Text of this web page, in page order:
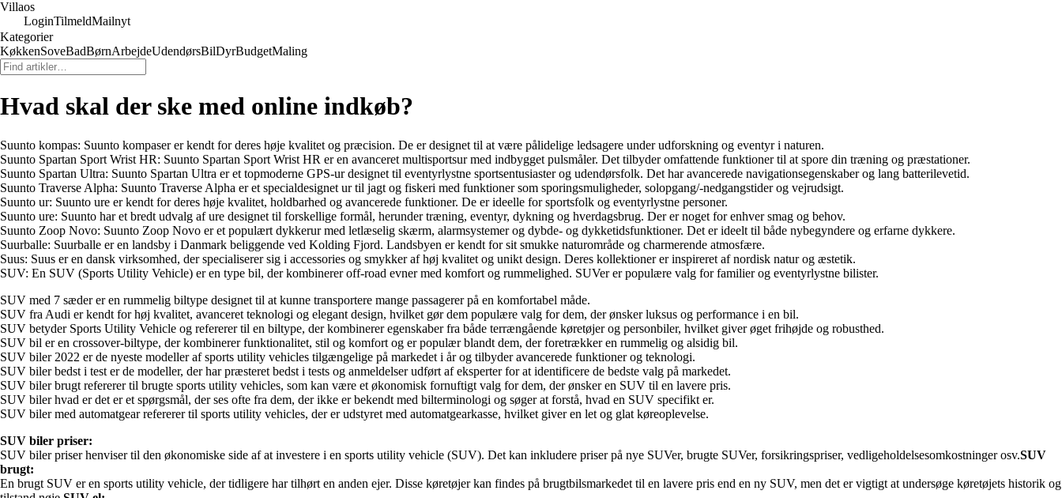
Villaos
LoginTilmeldMailnyt
Kategorier
KøkkenSoveBadBørnArbejdeUdendørsBilDyrBudgetMaling
Hvad skal der ske med online indkøb?
Suunto kompas: Suunto kompaser er kendt for deres høje kvalitet og præcision. De er designet til at være pålidelige ledsagere under udforskning og eventyr i naturen.
Suunto Spartan Sport Wrist HR: Suunto Spartan Sport Wrist HR er en avanceret multisportsur med indbygget pulsmåler. Det tilbyder omfattende funktioner til at spore din træning og præstationer.
Suunto Spartan Ultra: Suunto Spartan Ultra er et topmoderne GPS-ur designet til eventyrlystne sportsentusiaster og udendørsfolk. Det har avancerede navigationsegenskaber og lang batterilevetid.
Suunto Traverse Alpha: Suunto Traverse Alpha er et specialdesignet ur til jagt og fiskeri med funktioner som sporingsmuligheder, solopgang/-nedgangstider og vejrudsigt.
Suunto ur: Suunto ure er kendt for deres høje kvalitet, holdbarhed og avancerede funktioner. De er ideelle for sportsfolk og eventyrlystne personer.
Suunto ure: Suunto har et bredt udvalg af ure designet til forskellige formål, herunder træning, eventyr, dykning og hverdagsbrug. Der er noget for enhver smag og behov.
Suunto Zoop Novo: Suunto Zoop Novo er et populært dykkerur med letlæselig skærm, alarmsystemer og dybde- og dykketidsfunktioner. Det er ideelt til både nybegyndere og erfarne dykkere.
Suurballe: Suurballe er en landsby i Danmark beliggende ved Kolding Fjord. Landsbyen er kendt for sit smukke naturområde og charmerende atmosfære.
Suus: Suus er en dansk virksomhed, der specialiserer sig i accessories og smykker af høj kvalitet og unikt design. Deres kollektioner er inspireret af nordisk natur og æstetik.
SUV: En SUV (Sports Utility Vehicle) er en type bil, der kombinerer off-road evner med komfort og rummelighed. SUVer er populære valg for familier og eventyrlystne bilister.
SUV med 7 sæder er en rummelig biltype designet til at kunne transportere mange passagerer på en komfortabel måde.
SUV fra Audi er kendt for høj kvalitet, avanceret teknologi og elegant design, hvilket gør dem populære valg for dem, der ønsker luksus og performance i en bil.
SUV betyder Sports Utility Vehicle og refererer til en biltype, der kombinerer egenskaber fra både terrængående køretøjer og personbiler, hvilket giver øget frihøjde og robusthed.
SUV bil er en crossover-biltype, der kombinerer funktionalitet, stil og komfort og er populær blandt dem, der foretrækker en rummelig og alsidig bil.
SUV biler 2022 er de nyeste modeller af sports utility vehicles tilgængelige på markedet i år og tilbyder avancerede funktioner og teknologi.
SUV biler bedst i test er de modeller, der har præsteret bedst i tests og anmeldelser udført af eksperter for at identificere de bedste valg på markedet.
SUV biler brugt refererer til brugte sports utility vehicles, som kan være et økonomisk fornuftigt valg for dem, der ønsker en SUV til en lavere pris.
SUV biler hvad er det er et spørgsmål, der ses ofte fra dem, der ikke er bekendt med bilterminologi og søger at forstå, hvad en SUV specifikt er.
SUV biler med automatgear refererer til sports utility vehicles, der er udstyret med automatgearkasse, hvilket giver en let og glat køreoplevelse.
SUV biler priser:
SUV biler priser henviser til den økonomiske side af at investere i en sports utility vehicle (SUV). Det kan inkludere priser på nye SUVer, brugte SUVer, forsikringspriser, vedligeholdelsesomkostninger osv.SUV
brugt:
En brugt SUV er en sports utility vehicle, der tidligere har tilhørt en anden ejer. Disse køretøjer kan findes på brugtbilsmarkedet til en lavere pris end en ny SUV, men det er vigtigt at undersøge køretøjets historik og